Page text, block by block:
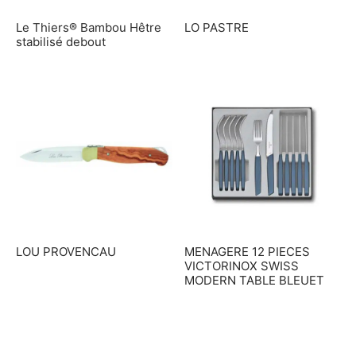
Le Thiers® Bambou Hêtre
stabilisé debout
LO PASTRE
LOU PROVENCAU
MENAGERE 12 PIECES
VICTORINOX SWISS
MODERN TABLE BLEUET